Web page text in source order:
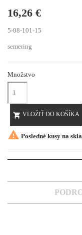
16,26 €
5-08-101-15
semering
Množstvo
 VLOŽIŤ DO KOŠÍKA
 Posledné kusy na